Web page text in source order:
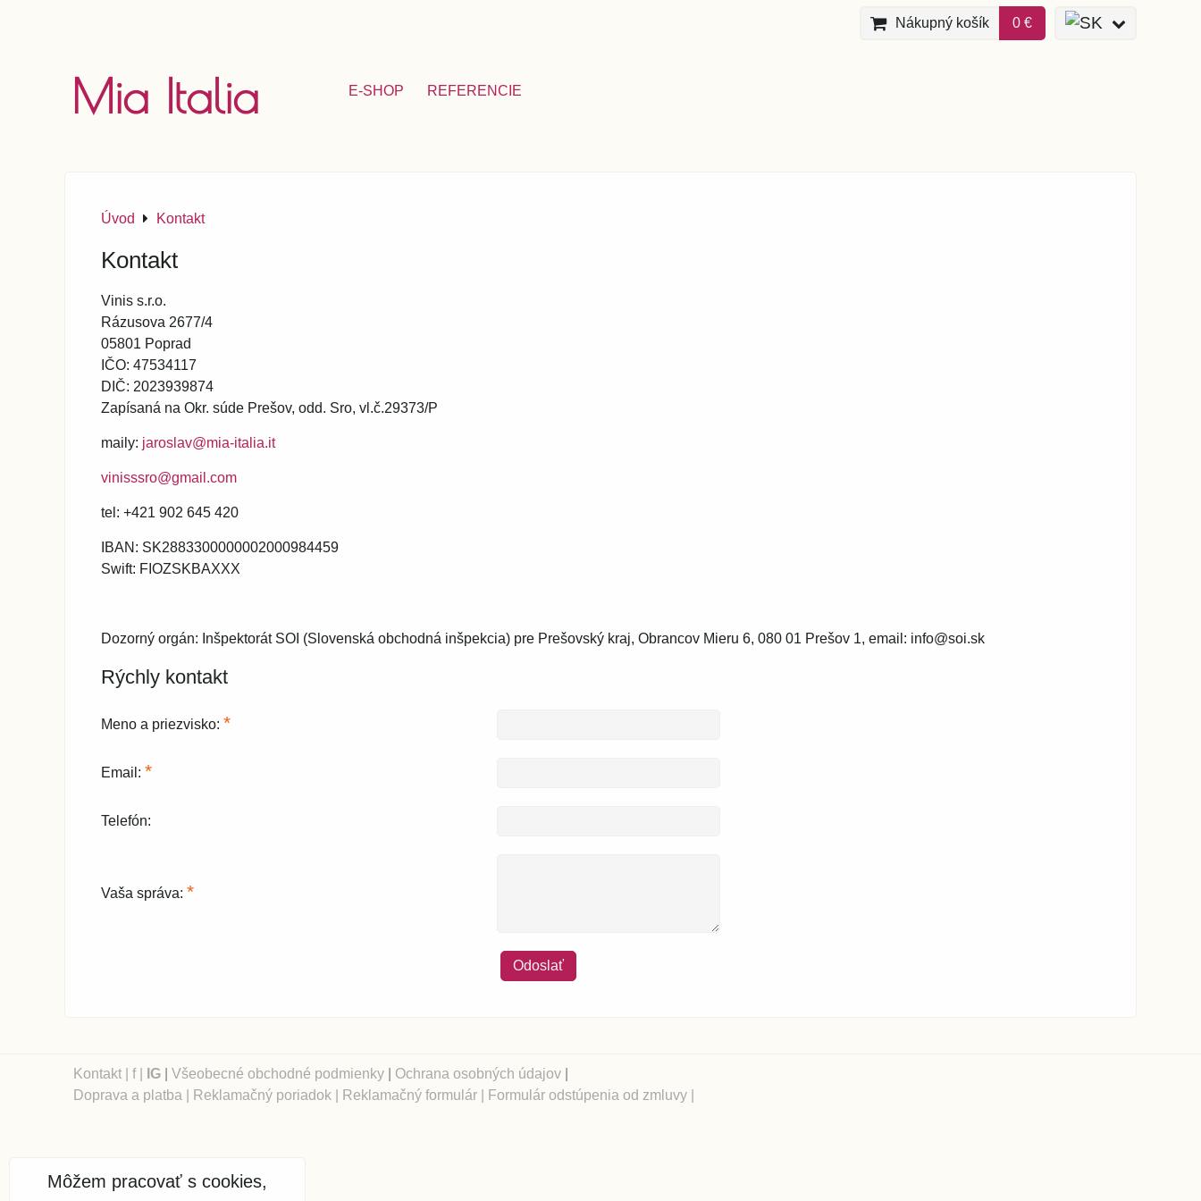
Nákupný košík 0 €
Mia Italia E-SHOP REFERENCIE
Úvod Kontakt
Kontakt
Vinis s.r.o.
Rázusova 2677/4
05801 Poprad
IČO: 47534117
DIČ: 2023939874
Zapísaná na Okr. súde Prešov, odd. Sro, vl.č.29373/P
maily: jaroslav@mia-italia.it
vinisssro@gmail.com
tel: +421 902 645 420
IBAN: SK2883300000002000984459
Swift: FIOZSKBAXXX
Dozorný orgán: Inšpektorát SOI (Slovenská obchodná inšpekcia) pre Prešovský kraj, Obrancov Mieru 6, 080 01 Prešov 1, email: info@soi.sk
Rýchly kontakt
Meno a priezvisko: *
Email: *
Telefón:
Vaša správa: *
Odoslať
Kontakt f| IG Všeobecné obchodné podmienky Ochrana osobných údajov
Doprava a platba
Reklamačný poriadok Reklamačný formulár Formulár odstúpenia od zmluvy
Môžem pracovať s cookies,